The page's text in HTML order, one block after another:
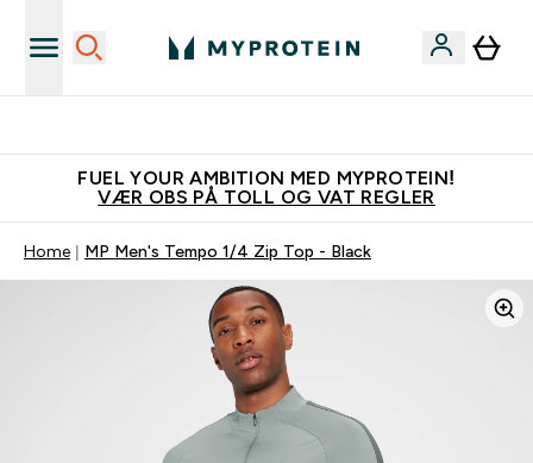
FUEL YOUR AMBITION MED MYPROTEIN!
VÆR OBS PÅ TOLL OG VAT REGLER
Home MP Men's Tempo 1/4 Zip Top - Black